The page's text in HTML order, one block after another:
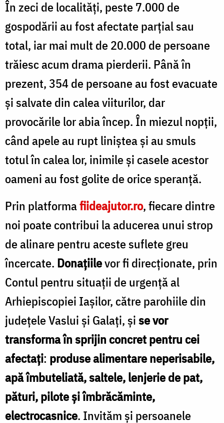
În zeci de localități, peste 7.000 de
gospodării au fost afectate parțial sau
total, iar mai mult de 20.000 de persoane
trăiesc acum drama pierderii. Până în
prezent, 354 de persoane au fost evacuate
și salvate din calea viiturilor, dar
provocările lor abia încep. În miezul nopții,
când apele au rupt liniștea și au smuls
totul în calea lor, inimile și casele acestor
oameni au fost golite de orice speranță.
Prin platformafiideajutor.ro, fiecare dintre
noi poate contribui la aducerea unui strop
de alinare pentru aceste suflete greu
încercate. Donațiilevor fi direcționate, prin
Contul pentru situații de urgență al
Arhiepiscopiei Iașilor, către parohiile din
județele Vaslui și Galați, șise vor
transforma în sprijin concret pentru cei
afectați: produse alimentare neperisabile,
apă îmbuteliată, saltele, lenjerie de pat,
pături, pilote și îmbrăcăminte,
electrocasnice. Invităm și persoanele